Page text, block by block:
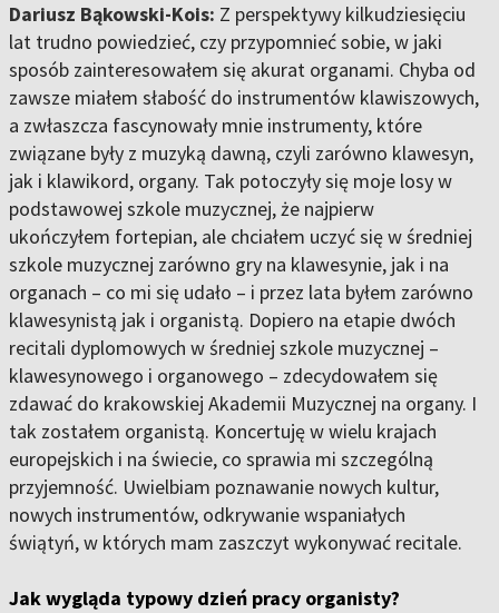
Dariusz Bąkowski-Kois: Z perspektywy kilkudziesięciu
lat trudno powiedzieć, czy przypomnieć sobie, w jaki
sposób zainteresowałem się akurat organami. Chyba od
zawsze miałem słabość do instrumentów klawiszowych,
a zwłaszcza fascynowały mnie instrumenty, które
związane były z muzyką dawną, czyli zarówno klawesyn,
jak i klawikord, organy. Tak potoczyły się moje losy w
podstawowej szkole muzycznej, że najpierw
ukończyłem fortepian, ale chciałem uczyć się w średniej
szkole muzycznej zarówno gry na klawesynie, jak i na
organach – co mi się udało – i przez lata byłem zarówno
klawesynistą jak i organistą. Dopiero na etapie dwóch
recitali dyplomowych w średniej szkole muzycznej –
klawesynowego i organowego – zdecydowałem się
zdawać do krakowskiej Akademii Muzycznej na organy. I
tak zostałem organistą. Koncertuję w wielu krajach
europejskich i na świecie, co sprawia mi szczególną
przyjemność. Uwielbiam poznawanie nowych kultur,
nowych instrumentów, odkrywanie wspaniałych
świątyń, w których mam zaszczyt wykonywać recitale.
Jak wygląda typowy dzień pracy organisty?